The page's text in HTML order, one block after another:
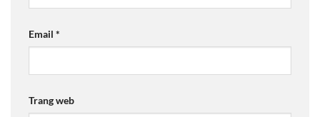
Email *
Trang web